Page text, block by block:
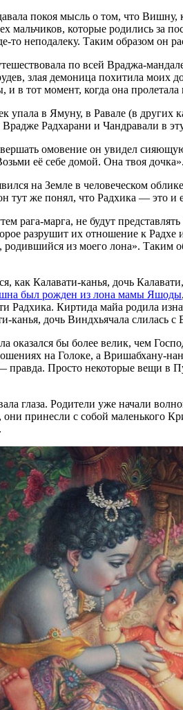
покоя мысль о том, что Вишну,
которые родились за
то неподалеку. Таким образом он
по всей Враджа-
злая демоница похитила моих
в тот момент, когда она
в Ямуну, в Равале (в
Радхарани и Чандравали в
омовение он увидел
её себе домой. Она твоя дочка».
на Земле в человеческом
тут же понял, что Радхика — это и
марга, не будут
разрушит их отношение к
из моего лона». Таким
как Калавати-канья, дочь
был рожден из лона мамы Яшоды
Киртида майа родила
канья, дочь Виндхьячала
оказался бы более велик, чем
на Голоке, а Вришабхану-
Просто некоторые вещи в
глаза. Родители уже начали
принесли с собой маленького